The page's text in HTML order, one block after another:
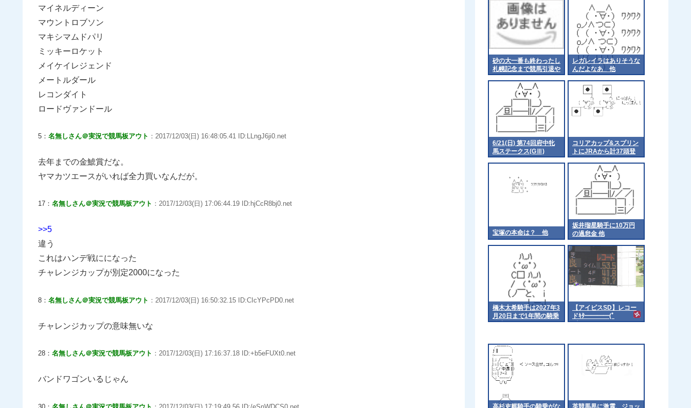
マイネルディーン
マウントロブソン
マキシマムドパリ
ミッキーロケット
メイケイレジェンド
メートルダール
レコンダイト
ロードヴァンドール
5： 名無しさん＠実況で競馬板アウト ：2017/12/03(日) 16:48:05.41 ID:LLngJ6ji0.net
去年までの金鯱賞だな。
ヤマカツエースがいれば全力買いなんだが。
17： 名無しさん＠実況で競馬板アウト ：2017/12/03(日) 17:06:44.19 ID:hjCcR8bj0.net
>>5
違う
これはハンデ戦にになった
チャレンジカップが別定2000になった
8： 名無しさん＠実況で競馬板アウト ：2017/12/03(日) 16:50:32.15 ID:CIcYPcPD0.net
チャレンジカップの意味無いな
28： 名無しさん＠実況で競馬板アウト ：2017/12/03(日) 17:16:37.18 ID:+b5eFUXt0.net
バンドワゴンいるじゃん
「ようやくピークが来
た」「遅咲きでした」
[ニーニーφ★]
砂の大一番も終わったし
札幌記念まで競馬引退や
ね
レガレイラはありそうな
んだよなあ 他
6/21(日) 第74回府中牝
馬ステークス(GⅢ)
part1
コリアカップ&スプリン
トにJRAから計37頭登
録
宝塚の本命は？ 他
坂井瑠星騎手に10万円
の過怠金 他
橋木太希騎手は2027年3
月20日まで1年間の騎乗
停止
【アイビスSD】レコー
ドｷﾀ━━━━(ﾟ
∀ﾟ)━━━━!!
高杉吏麒騎手の騎乗がな
英競馬界に激震、ジョッ